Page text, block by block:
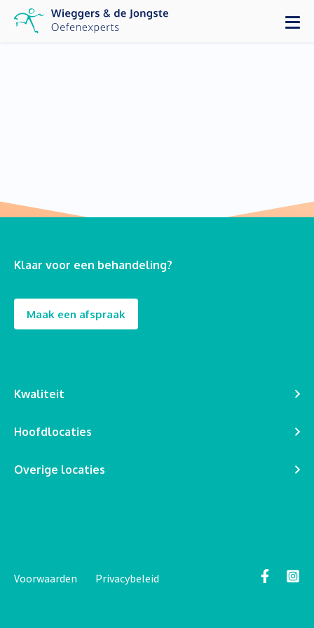
Klaar voor een behandeling?
Maak een afspraak
Kwaliteit
Hoofdlocaties
Overige locaties
Voorwaarden Privacybeleid